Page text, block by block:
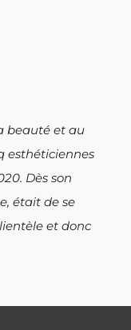
beauté et au
esthéticiennes
Dès son
était de se
et donc